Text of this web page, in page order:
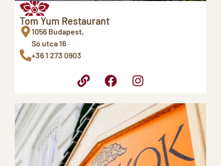
Tom Yum Restaurant
1056 Budapest,
Só utca 16
+36 1 273 0903